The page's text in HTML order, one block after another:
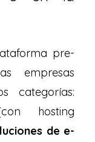
pre-
empresas
categorías:
hosting
de e-